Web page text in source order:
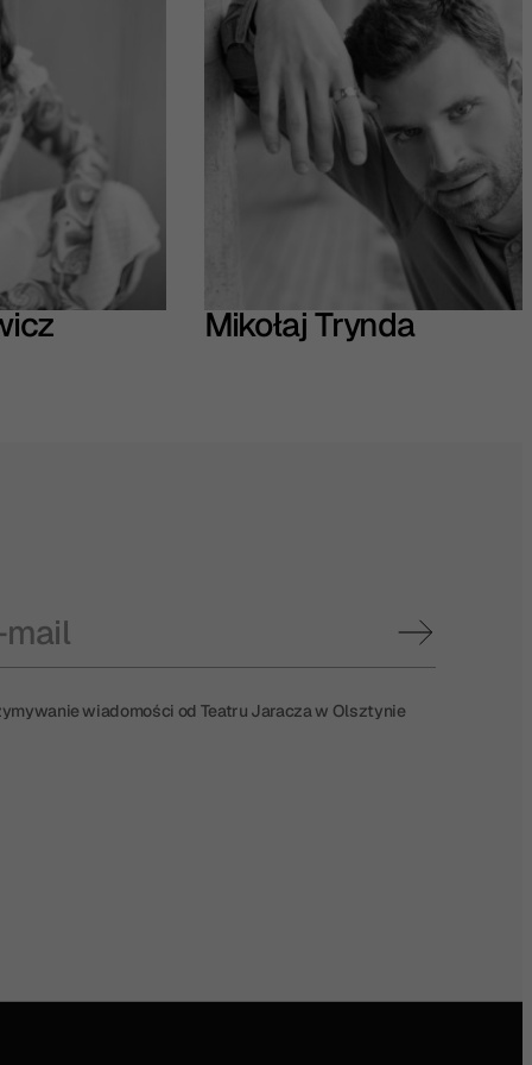
Mikołaj Trynda
wiadomości od Teatru Jaracza w Olsztynie